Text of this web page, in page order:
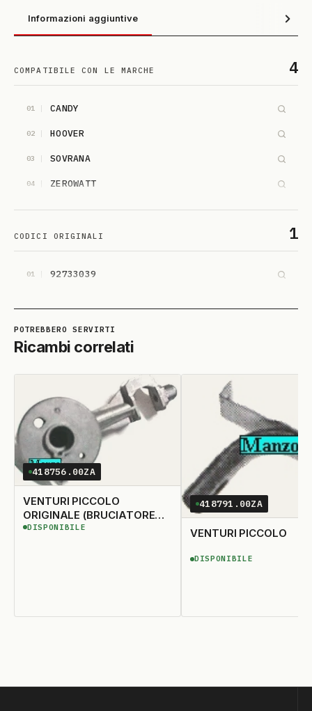
Informazioni aggiuntive
COMPATIBILE CON LE MARCHE 4
01 CANDY
02 HOOVER
03 SOVRANA
04 ZEROWATT
CODICI ORIGINALI 1
01 92733039
Ricambi correlati
418756.00ZA
VENTURI PICCOLO
ORIGINALE (BRUCIATORE
418735)
DISPONIBILE
DISPONIBILE
418791.00ZA
VENTURI PICCOLO
DISPONIBILE
DISPONIBILE